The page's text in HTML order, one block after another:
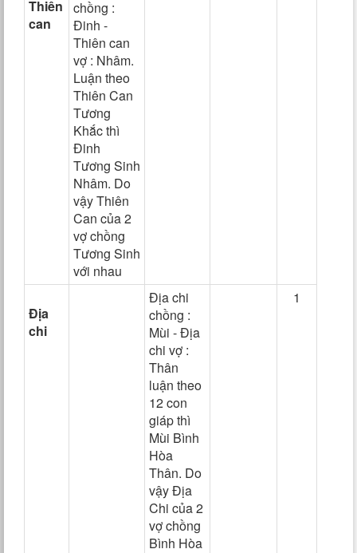
Thiên
can
chồng :
Đinh -
Thiên can
vợ : Nhâm.
Luận theo
Thiên Can
Tương
Khắc thì
Đinh
Tương Sinh
Nhâm. Do
vậy Thiên
Can của 2
vợ chồng
Tương Sinh
với nhau
Địa
chi
Địa chi
chồng :
Mùi - Địa
chi vợ :
Thân
luận theo
12 con
giáp thì
Mùi Bình
Hòa
Thân. Do
vậy Địa
Chi của 2
vợ chồng
Bình Hòa
1